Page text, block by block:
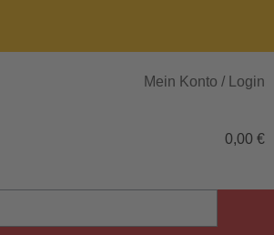
Mein Konto / Login
0,00 €